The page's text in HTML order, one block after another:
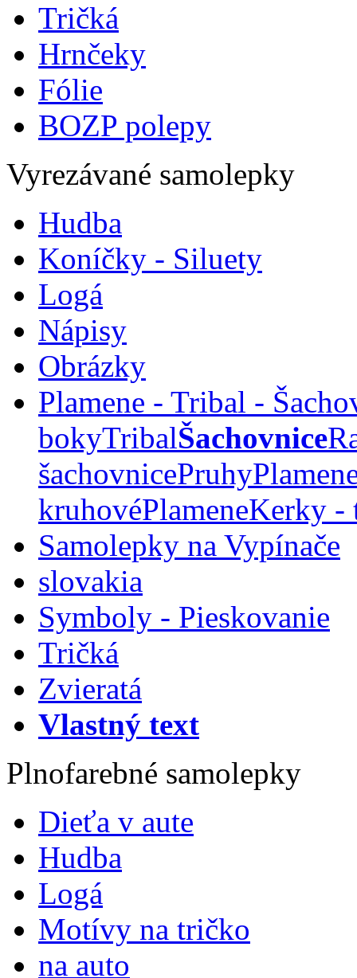
Tričká
Hrnčeky
Fólie
BOZP polepy
Vyrezávané samolepky
Hudba
Koníčky - Siluety
Logá
Nápisy
Obrázky
Plamene - Tribal -
bokyTribalŠachovnice
šachovnicePruhy
kruhovéPlameneKerky -
Samolepky na Vypínače
slovakia
Symboly - Pieskovanie
Tričká
Zvieratá
Vlastný text
Plnofarebné samolepky
Dieťa v aute
Hudba
Logá
Motívy na tričko
na auto